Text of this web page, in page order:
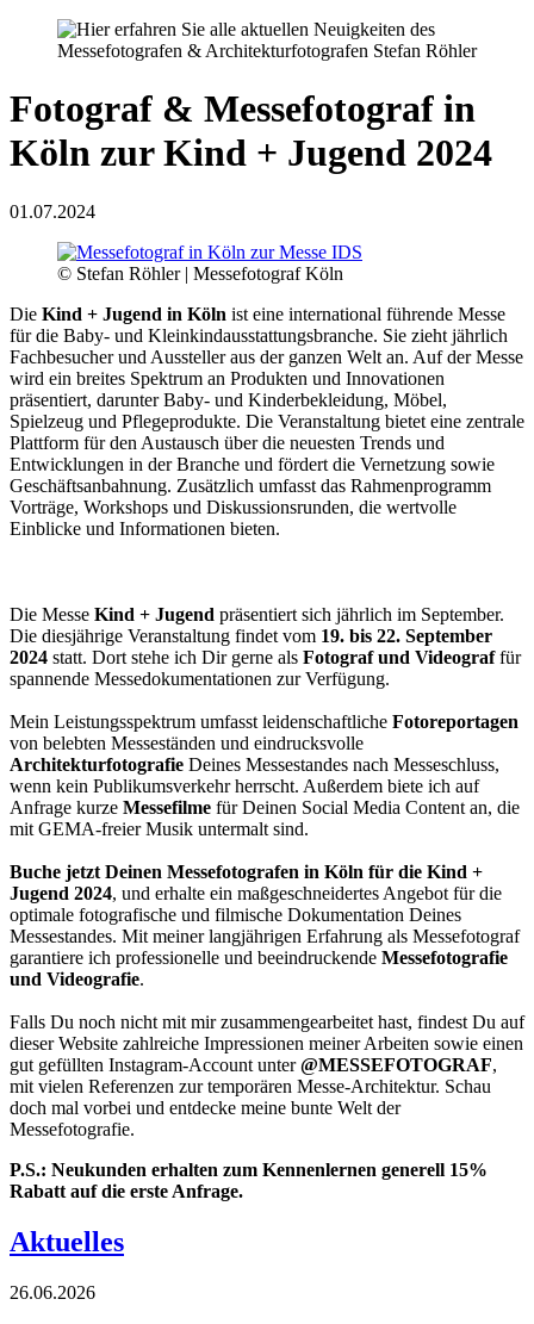
Fotograf & Messefotograf in
Köln zur Kind + Jugend 2024
01.07.2024
© Stefan Röhler | Messefotograf Köln
Die Kind + Jugend in Köln ist eine international führende Messe
für die Baby- und Kleinkindausstattungsbranche. Sie zieht jährlich
Fachbesucher und Aussteller aus der ganzen Welt an. Auf der Messe
wird ein breites Spektrum an Produkten und Innovationen
präsentiert, darunter Baby- und Kinderbekleidung, Möbel,
Spielzeug und Pflegeprodukte. Die Veranstaltung bietet eine zentrale
Plattform für den Austausch über die neuesten Trends und
Entwicklungen in der Branche und fördert die Vernetzung sowie
Geschäftsanbahnung. Zusätzlich umfasst das Rahmenprogramm
Vorträge, Workshops und Diskussionsrunden, die wertvolle
Einblicke und Informationen bieten.
Die Messe Kind + Jugend präsentiert sich jährlich im September.
Die diesjährige Veranstaltung findet vom 19. bis 22. September
2024 statt. Dort stehe ich Dir gerne als Fotograf und Videograffür
spannende Messedokumentationen zur Verfügung.
Mein Leistungsspektrum umfasst leidenschaftliche Fotoreportagen
von belebten Messeständen und eindrucksvolle
Architekturfotografie Deines Messestandes nach Messeschluss,
wenn kein Publikumsverkehr herrscht. Außerdem biete ich auf
Anfrage kurze Messefilme für Deinen Social Media Content an, die
mit GEMA-freier Musik untermalt sind.
Buche jetzt Deinen Messefotografen in Köln für die Kind +
Jugend 2024, und erhalte ein maßgeschneidertes Angebot für die
optimale fotografische und filmische Dokumentation Deines
Messestandes. Mit meiner langjährigen Erfahrung als Messefotograf
garantiere ich professionelle und beeindruckende Messefotografie
und Videografie.
Falls Du noch nicht mit mir zusammengearbeitet hast, findest Du auf
dieser Website zahlreiche Impressionen meiner Arbeiten sowie einen
gut gefüllten Instagram-Account unter@MESSEFOTOGRAF,
mit vielen Referenzen zur temporären Messe-Architektur. Schau
doch mal vorbei und entdecke meine bunte Welt der
Messefotografie.
P.S.: Neukunden erhalten zum Kennenlernen generell 15%
Rabatt auf die erste Anfrage.
Aktuelles
26.06.2026